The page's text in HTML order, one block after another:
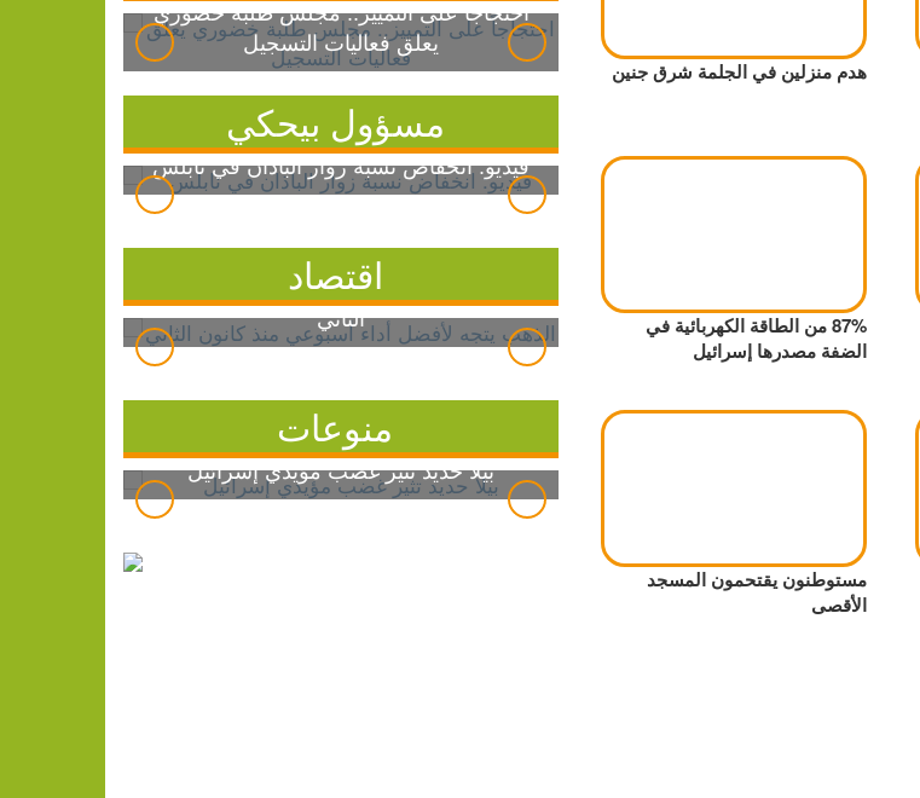
هدم منزلين في الجلمة شرق جنين
87% من الطاقة الكهربائية في
الضفة مصدرها إسرائيل
مستوطنون يقتحمون المسجد
الأقصى
احتجاجاً على التمييز.. مجلس طلبة خضوري
يعلق فعاليات التسجيل
مسؤول بيحكي
فيديو: انخفاض نسبة زوار الباذان في نابلس
اقتصاد
الذهب يتجه لأفضل أداء أسبوعي منذ كانون
الثاني
منوعات
بيلا حديد تثير غضب مؤيدي إسرائيل